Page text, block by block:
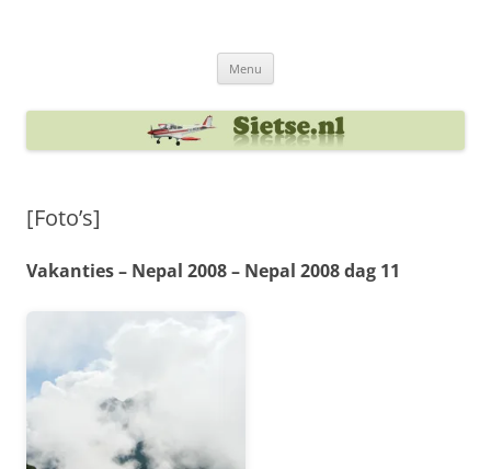
Menu
[Foto’s]
Vakanties – Nepal 2008 – Nepal 2008 dag 11